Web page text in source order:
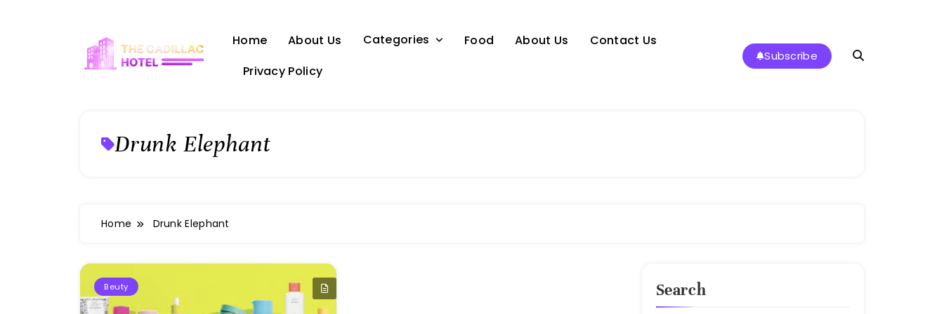
Home About Us Categories Food About Us
Contact Us
Privacy Policy
Subscribe
Drunk Elephant
Home Drunk Elephant
Beuty Search